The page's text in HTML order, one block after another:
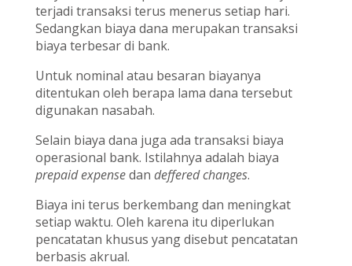
terjadi transaksi terus menerus setiap hari.
Sedangkan biaya dana merupakan transaksi
biaya terbesar di bank.
Untuk nominal atau besaran biayanya
ditentukan oleh berapa lama dana tersebut
digunakan nasabah.
Selain biaya dana juga ada transaksi biaya
operasional bank. Istilahnya adalah biaya
prepaid expensedan deffered changes.
Biaya ini terus berkembang dan meningkat
setiap waktu. Oleh karena itu diperlukan
pencatatan khusus yang disebut pencatatan
berbasis akrual.